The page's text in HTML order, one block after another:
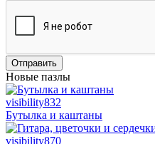
Отправить
Новые пазлы
visibility832
Бутылка и каштаны
visibility870